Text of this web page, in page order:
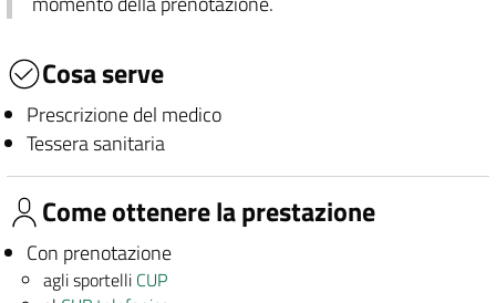
Cosa serve
Prescrizione del medico
Tessera sanitaria
Come ottenere la prestazione
Con prenotazione
agli sportelli CUP